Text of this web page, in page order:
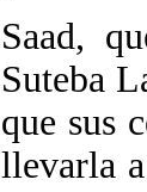
Saad,
Suteba
que sus
llevarla